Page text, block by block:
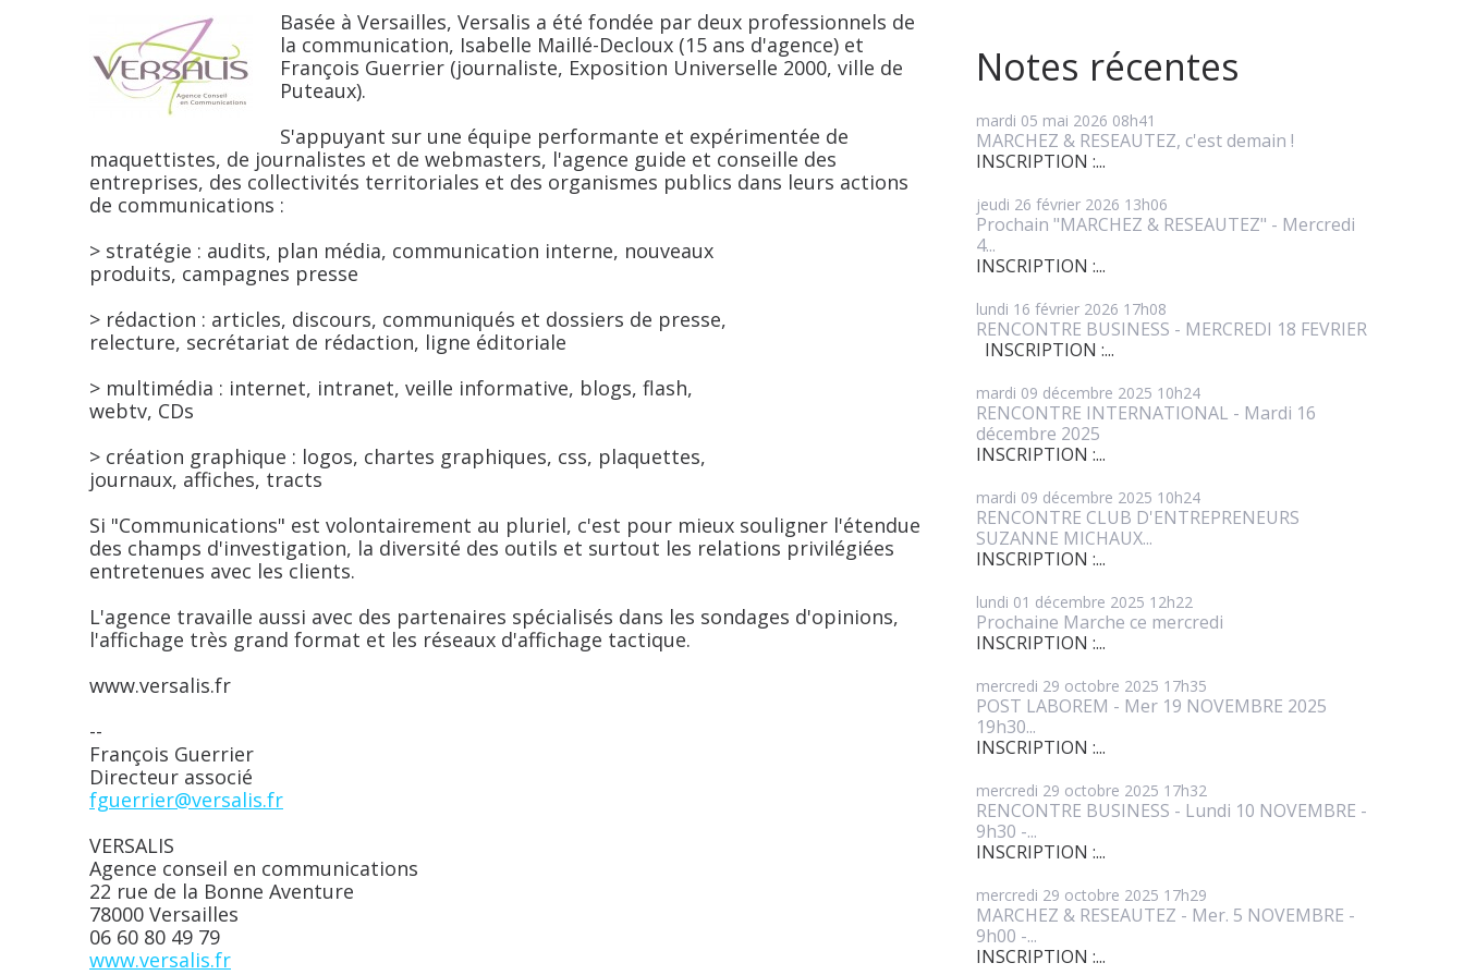
Basée à Versailles, Versalis a été fondée par deux professionnels de
la communication, Isabelle Maillé-Decloux (15 ans d'agence) et
François Guerrier (journaliste, Exposition Universelle 2000, ville de
Puteaux).
S'appuyant sur une équipe performante et expérimentée de
maquettistes, de journalistes et de webmasters, l'agence guide et conseille des
entreprises, des collectivités territoriales et des organismes publics dans leurs actions
de communications :
> stratégie : audits, plan média, communication interne, nouveaux
produits, campagnes presse
> rédaction : articles, discours, communiqués et dossiers de presse,
relecture, secrétariat de rédaction, ligne éditoriale
> multimédia : internet, intranet, veille informative, blogs, flash,
webtv, CDs
> création graphique : logos, chartes graphiques, css, plaquettes,
journaux, affiches, tracts
Si "Communications" est volontairement au pluriel, c'est pour mieux souligner l'étendue
des champs d'investigation, la diversité des outils et surtout les relations privilégiées
entretenues avec les clients.
L'agence travaille aussi avec des partenaires spécialisés dans les sondages d'opinions,
l'affichage très grand format et les réseaux d'affichage tactique.
www.versalis.fr
--
François Guerrier
Directeur associé
fguerrier@versalis.fr
VERSALIS
Agence conseil en communications
22 rue de la Bonne Aventure
78000 Versailles
06 60 80 49 79
www.versalis.fr
Notes récentes
mardi 05 mai 2026 08h41
MARCHEZ & RESEAUTEZ, c'est demain !
INSCRIPTION :...
jeudi 26 février 2026 13h06
Prochain "MARCHEZ & RESEAUTEZ" - Mercredi
4...
INSCRIPTION :...
lundi 16 février 2026 17h08
RENCONTRE BUSINESS - MERCREDI 18 FEVRIER
INSCRIPTION :...
mardi 09 décembre 2025 10h24
RENCONTRE INTERNATIONAL - Mardi 16
décembre 2025
INSCRIPTION :...
mardi 09 décembre 2025 10h24
RENCONTRE CLUB D'ENTREPRENEURS
SUZANNE MICHAUX...
INSCRIPTION :...
lundi 01 décembre 2025 12h22
Prochaine Marche ce mercredi
INSCRIPTION :...
mercredi 29 octobre 2025 17h35
POST LABOREM - Mer 19 NOVEMBRE 2025
19h30...
INSCRIPTION :...
mercredi 29 octobre 2025 17h32
RENCONTRE BUSINESS - Lundi 10 NOVEMBRE -
9h30 -...
INSCRIPTION :...
mercredi 29 octobre 2025 17h29
MARCHEZ & RESEAUTEZ - Mer. 5 NOVEMBRE -
9h00 -...
INSCRIPTION :...